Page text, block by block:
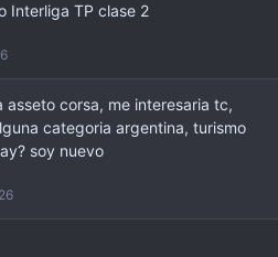
Interliga TP clase 2
asseto corsa, me interesaria tc,
categoria argentina, turismo
soy nuevo